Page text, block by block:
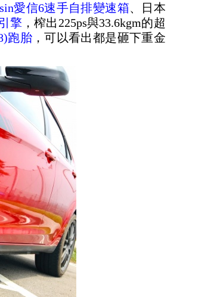
愛信6速手自排變速箱、日本
擎 ，榨出225ps與33.6kgm的超
跑胎 ，可以看出都是砸下重金